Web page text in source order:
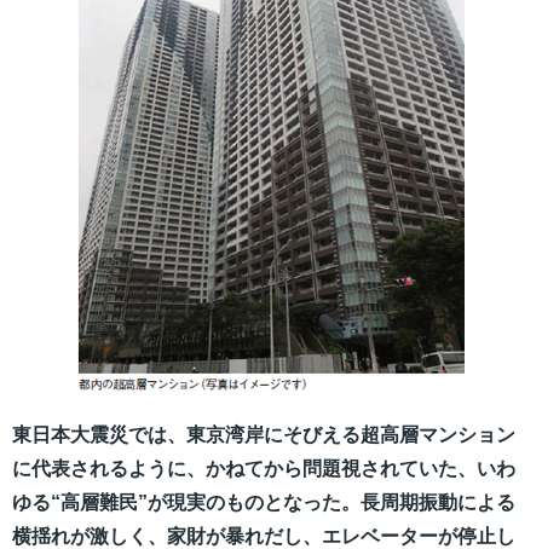
東日本大震災では、東京湾岸にそびえる超高層マンション
に代表されるように、かねてから問題視されていた、いわ
ゆる“高層難民”が現実のものとなった。長周期振動による
横揺れが激しく、家財が暴れだし、エレベーターが停止し